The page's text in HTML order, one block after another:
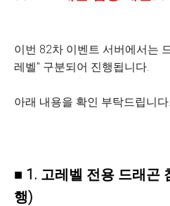
이번 82차 이벤트 서버에서는
레벨" 구분되어 진행됩니다.
아래 내용을 확인 부탁드립니다.
■ 1. 고레벨 전용 드래곤
행)